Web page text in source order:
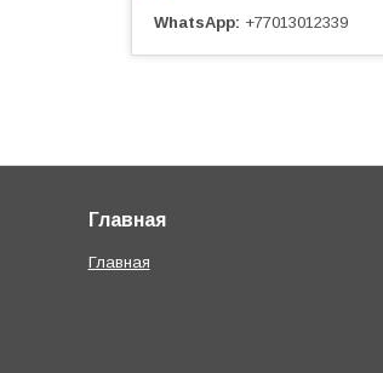
WhatsApp +77013012339
Главная
Главная